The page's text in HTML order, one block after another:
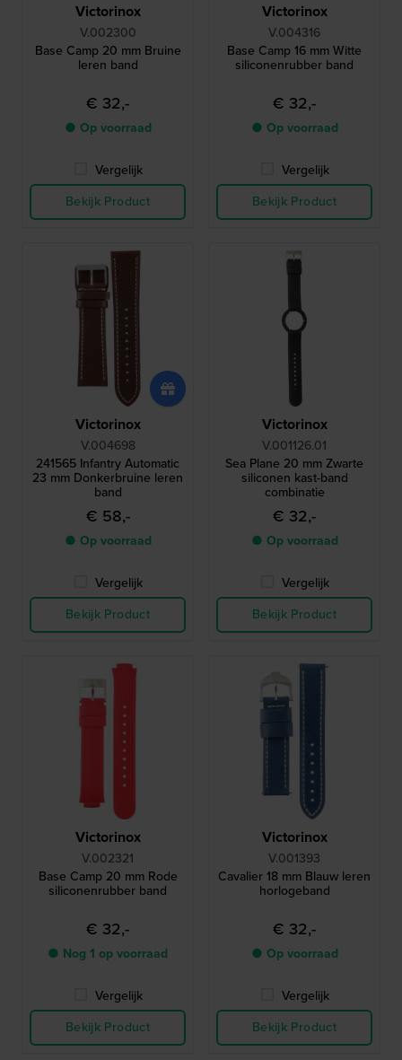
Victorinox
V.002300
Base Camp 20 mm Bruine
leren band
€ 32,-
● Op voorraad
Vergelijk
Bekijk Product
Victorinox
V.004316
Base Camp 16 mm Witte
siliconenrubber band
€ 32,-
● Op voorraad
Vergelijk
Bekijk Product
Victorinox
V.004698
241565 Infantry Automatic
23 mm Donkerbruine leren
band
€ 58,-
● Op voorraad
Vergelijk
Bekijk Product
Victorinox
V.001126.01
Sea Plane 20 mm Zwarte
siliconen kast-band
combinatie
€ 32,-
● Op voorraad
Vergelijk
Bekijk Product
Victorinox
V.002321
Base Camp 20 mm Rode
siliconenrubber band
€ 32,-
● Nog 1 op voorraad
Vergelijk
Bekijk Product
Victorinox
V.001393
Cavalier 18 mm Blauw leren
horlogeband
€ 32,-
● Op voorraad
Vergelijk
Bekijk Product